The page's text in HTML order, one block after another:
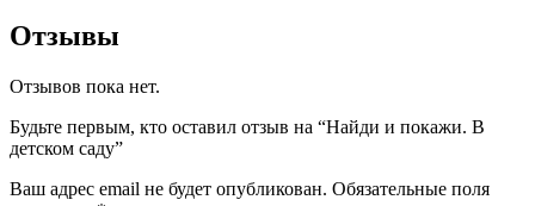
Отзывы
Отзывов пока нет.
Будьте первым, кто оставил отзыв на “Найди и покажи. В
детском саду”
Ваш адрес email не будет опубликован. Обязательные поля